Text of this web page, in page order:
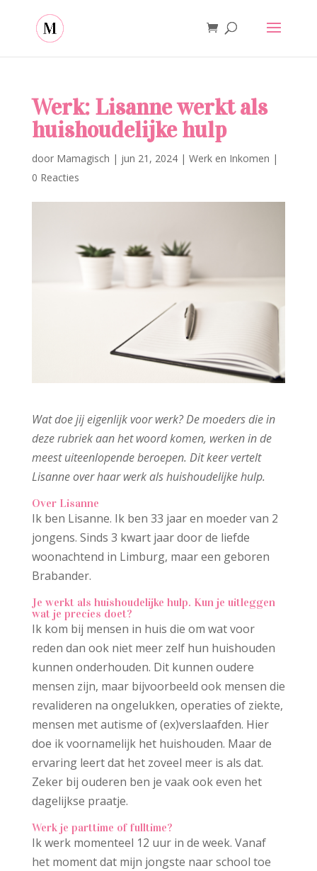
Werk: Lisanne werkt als
huishoudelijke hulp
door Mamagisch | jun 21, 2024| Werk en Inkomen |
0 Reacties
Wat doe jij eigenlijk voor werk? De moeders die in
deze rubriek aan het woord komen, werken in de
meest uiteenlopende beroepen. Dit keer vertelt
Lisanne over haar werk als huishoudelijke hulp.
Over Lisanne
Ik ben Lisanne. Ik ben 33 jaar en moeder van 2
jongens. Sinds 3 kwart jaar door de liefde
woonachtend in Limburg, maar een geboren
Brabander.
Je werkt als huishoudelijke hulp. Kun je uitleggen
wat je precies doet?
Ik kom bij mensen in huis die om wat voor
reden dan ook niet meer zelf hun huishouden
kunnen onderhouden. Dit kunnen oudere
mensen zijn, maar bijvoorbeeld ook mensen die
revalideren na ongelukken, operaties of ziekte,
mensen met autisme of (ex)verslaafden. Hier
doe ik voornamelijk het huishouden. Maar de
ervaring leert dat het zoveel meer is als dat.
Zeker bij ouderen ben je vaak ook even het
dagelijkse praatje.
Werk je parttime of fulltime?
Ik werk momenteel 12 uur in de week. Vanaf
het moment dat mijn jongste naar school toe